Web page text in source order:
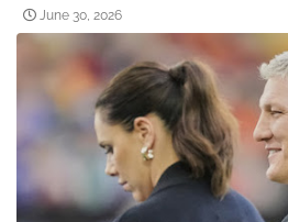
June 30, 2026